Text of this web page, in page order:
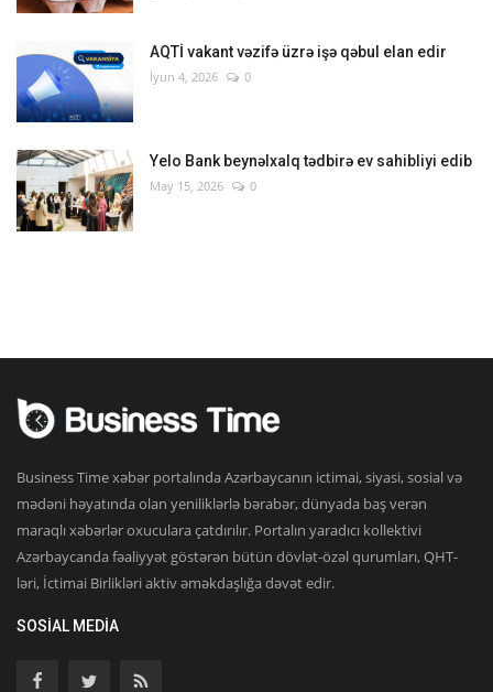
AQTİ vakant vəzifə üzrə işə qəbul elan edir
İyun 4, 2026 0
Yelo Bank beynəlxalq tədbirə ev sahibliyi edib
May 15, 2026 0
Business Time xəbər portalında Azərbaycanın ictimai, siyasi, sosial və
mədəni həyatında olan yeniliklərlə bərabər, dünyada baş verən
maraqlı xəbərlər oxuculara çatdırılır. Portalın yaradıcı kollektivi
Azərbaycanda fəaliyyət göstərən bütün dövlət-özəl qurumları, QHT-
ləri, İctimai Birlikləri aktiv əməkdaşlığa dəvət edir.
SOSIAL MEDIA